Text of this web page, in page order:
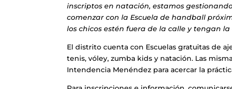
inscriptos en natación, estamos
comenzar con la Escuela de handball
los chicos estén fuera de la calle y tengan
El distrito cuenta con Escuelas gratuitas de
tenis, vóley, zumba kids y natación. Las
Intendencia Menéndez para acercar la